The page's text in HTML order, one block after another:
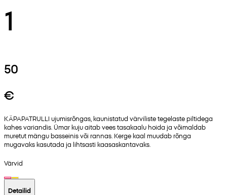
1
50
€
KÄPAPATRULLI ujumisrõngas, kaunistatud värviliste tegelaste piltidega
kahes variandis. Ümar kuju aitab vees tasakaalu hoida ja võimaldab
muretut mängu basseinis või rannas. Kerge kaal muudab rõnga
mugavaks kasutada ja lihtsasti kaasaskantavaks.
Värvid
Detailid